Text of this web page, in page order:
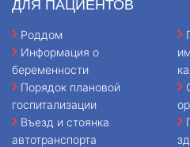
ДЛЯ ПАЦИЕНТОВ
Роддом
Информация о
беременности
Порядок плановой
госпитализации
Въезд и стоянка
автотранспорта